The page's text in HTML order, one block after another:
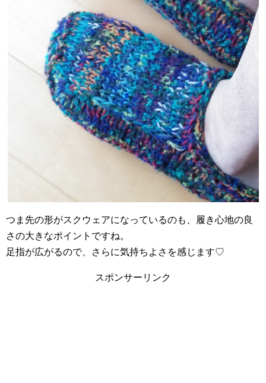
つま先の形がスクウェアになっているのも、履き心地の良
さの大きなポイントですね。
足指が広がるので、さらに気持ちよさを感じます♡
スポンサーリンク